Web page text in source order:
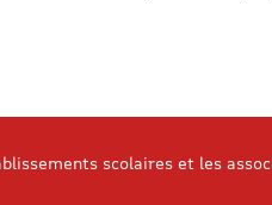
scolaires et les